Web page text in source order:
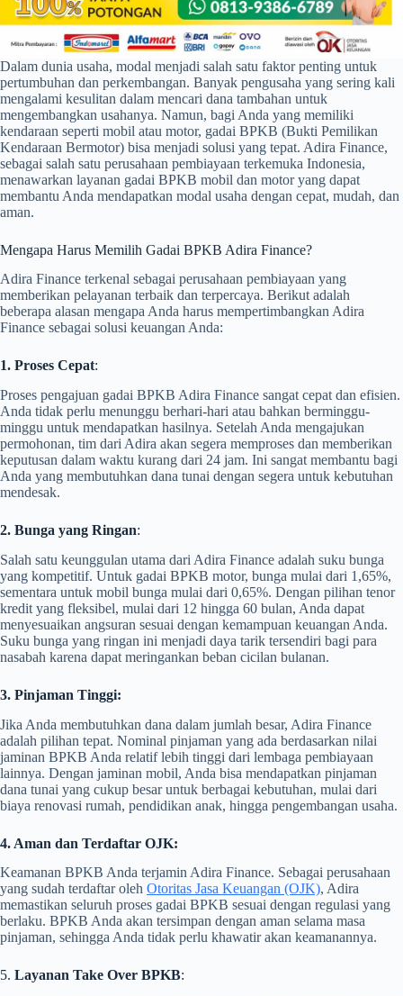
Dalam dunia usaha, modal menjadi salah satu faktor penting untuk
pertumbuhan dan perkembangan. Banyak pengusaha yang sering kali
mengalami kesulitan dalam mencari dana tambahan untuk
mengembangkan usahanya. Namun, bagi Anda yang memiliki
kendaraan seperti mobil atau motor, gadai BPKB (Bukti Pemilikan
Kendaraan Bermotor) bisa menjadi solusi yang tepat. Adira Finance,
sebagai salah satu perusahaan pembiayaan terkemuka Indonesia,
menawarkan layanan gadai BPKB mobil dan motor yang dapat
membantu Anda mendapatkan modal usaha dengan cepat, mudah, dan
aman.
Mengapa Harus Memilih Gadai BPKB Adira Finance?
Adira Finance terkenal sebagai perusahaan pembiayaan yang
memberikan pelayanan terbaik dan terpercaya. Berikut adalah
beberapa alasan mengapa Anda harus mempertimbangkan Adira
Finance sebagai solusi keuangan Anda:
1. Proses Cepat:
Proses pengajuan gadai BPKB Adira Finance sangat cepat dan efisien.
Anda tidak perlu menunggu berhari-hari atau bahkan berminggu-
minggu untuk mendapatkan hasilnya. Setelah Anda mengajukan
permohonan, tim dari Adira akan segera memproses dan memberikan
keputusan dalam waktu kurang dari 24 jam. Ini sangat membantu bagi
Anda yang membutuhkan dana tunai dengan segera untuk kebutuhan
mendesak.
2. Bunga yang Ringan:
Salah satu keunggulan utama dari Adira Finance adalah suku bunga
yang kompetitif. Untuk gadai BPKB motor, bunga mulai dari 1,65%,
sementara untuk mobil bunga mulai dari 0,65%. Dengan pilihan tenor
kredit yang fleksibel, mulai dari 12 hingga 60 bulan, Anda dapat
menyesuaikan angsuran sesuai dengan kemampuan keuangan Anda.
Suku bunga yang ringan ini menjadi daya tarik tersendiri bagi para
nasabah karena dapat meringankan beban cicilan bulanan.
3. Pinjaman Tinggi:
Jika Anda membutuhkan dana dalam jumlah besar, Adira Finance
adalah pilihan tepat. Nominal pinjaman yang ada berdasarkan nilai
jaminan BPKB Anda relatif lebih tinggi dari lembaga pembiayaan
lainnya. Dengan jaminan mobil, Anda bisa mendapatkan pinjaman
dana tunai yang cukup besar untuk berbagai kebutuhan, mulai dari
biaya renovasi rumah, pendidikan anak, hingga pengembangan usaha.
4. Aman dan Terdaftar OJK:
Keamanan BPKB Anda terjamin Adira Finance. Sebagai perusahaan
yang sudah terdaftar oleh Otoritas Jasa Keuangan (OJK), Adira
memastikan seluruh proses gadai BPKB sesuai dengan regulasi yang
berlaku. BPKB Anda akan tersimpan dengan aman selama masa
pinjaman, sehingga Anda tidak perlu khawatir akan keamanannya.
5. Layanan Take Over BPKB: